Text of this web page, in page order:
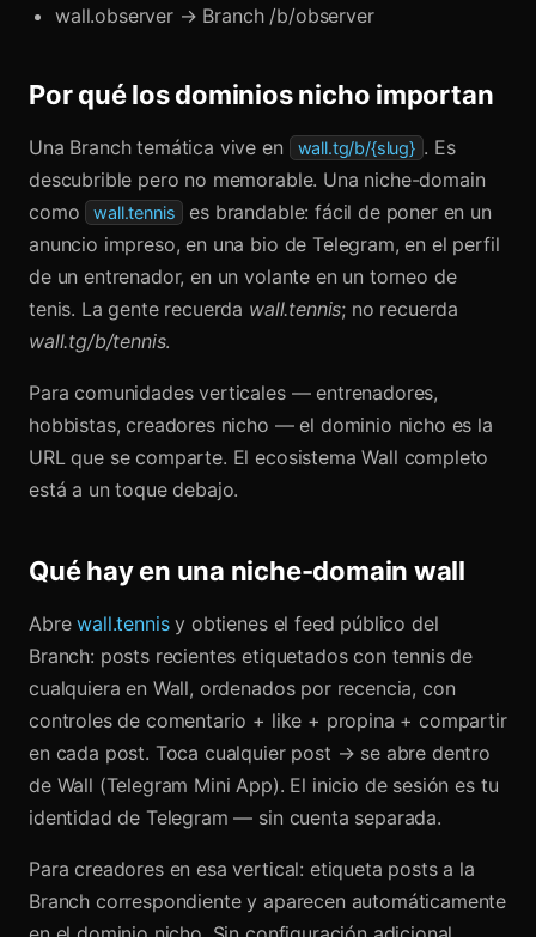
wall.observer → Branch /b/observer
Por qué los dominios nicho importan
Una Branch temática vive en wall.tg/b/{slug} . Es
descubrible pero no memorable. Una niche-domain
como
wall.tennis
es brandable: fácil de poner en un
anuncio impreso, en una bio de Telegram, en el perfil
de un entrenador, en un volante en un torneo de
tenis. La gente recuerda wall.tennis; no recuerda
wall.tg/b/tennis.
Para comunidades verticales — entrenadores,
hobbistas, creadores nicho — el dominio nicho es la
URL que se comparte. El ecosistema Wall completo
está a un toque debajo.
Qué hay en una niche-domain wall
Abrewall.tennisy obtienes el feed público del
Branch: posts recientes etiquetados con tennis de
cualquiera en Wall, ordenados por recencia, con
controles de comentario + like + propina + compartir
en cada post. Toca cualquier post → se abre dentro
de Wall (Telegram Mini App). El inicio de sesión es tu
identidad de Telegram — sin cuenta separada.
Para creadores en esa vertical: etiqueta posts a la
Branch correspondiente y aparecen automáticamente